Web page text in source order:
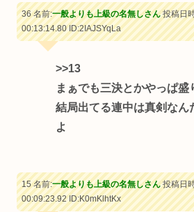
36 名前:一般よりも上級の名無しさん投稿日
00:13:14.80ID:2IAJSYqLa
>>13
まぁでも三決とかやっぱ盛
結局出てる連中は真剣なん
よ
15 名前:一般よりも上級の名無しさん投稿日
00:09:23.92ID:K0mKlhtKx